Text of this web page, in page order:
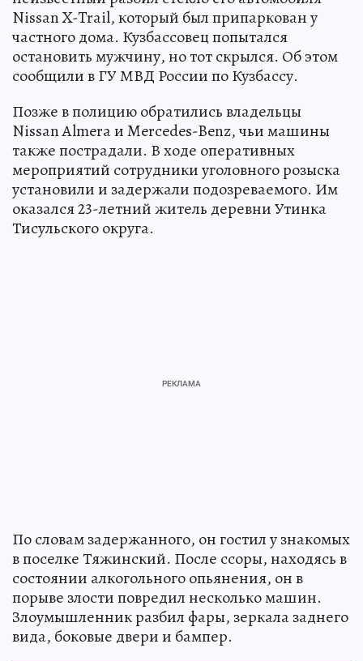
Nissan X-Trail, который был припаркован у
частного дома. Кузбассовец попытался
остановить мужчину, но тот скрылся. Об этом
сообщили в ГУ МВД России по Кузбассу.
Позже в полицию обратились владельцы
Nissan Almera и Mercedes-Benz, чьи машины
также пострадали. В ходе оперативных
мероприятий сотрудники уголовного розыска
установили и задержали подозреваемого. Им
оказался 23-летний житель деревни Утинка
Тисульского округа.
По словам задержанного, он гостил у знакомых
в поселке Тяжинский. После ссоры, находясь в
состоянии алкогольного опьянения, он в
порыве злости повредил несколько машин.
Злоумышленник разбил фары, зеркала заднего
вида, боковые двери и бампер.